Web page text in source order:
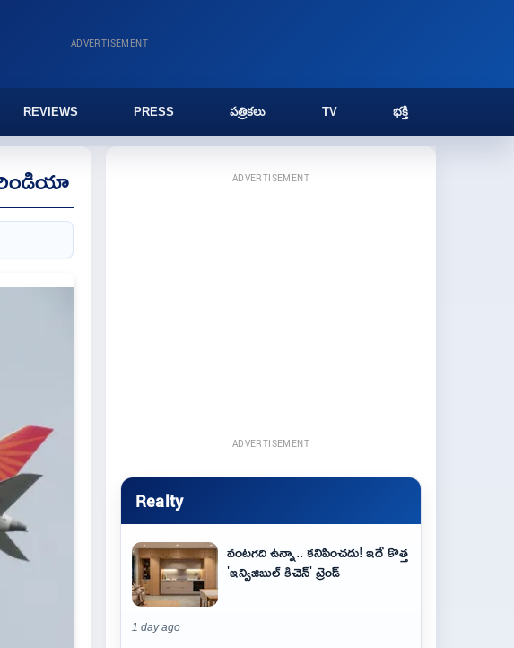
ADVERTISEMENT
REVIEWS PRESS పత్రికలు TV భక్తి
ADVERTISEMENT
ADVERTISEMENT
Realty
వంటగది ఉన్నా.. కనిపించదు! ఇదే కొత్త
'ఇన్విజిబుల్ కిచెన్' ట్రెండ్
1 day ago